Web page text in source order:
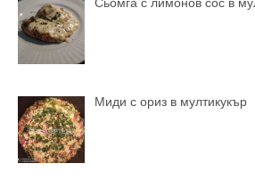
Сьомга с лимонов сос в
Миди с ориз в мултикукър